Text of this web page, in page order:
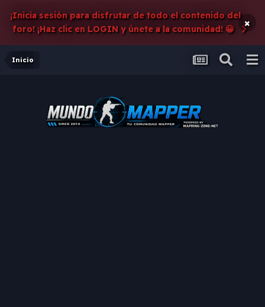
¡Inicia sesión para disfrutar de todo el contenido del
foro! ¡Haz clic en LOGIN y únete a la comunidad! 😀
×
Inicio